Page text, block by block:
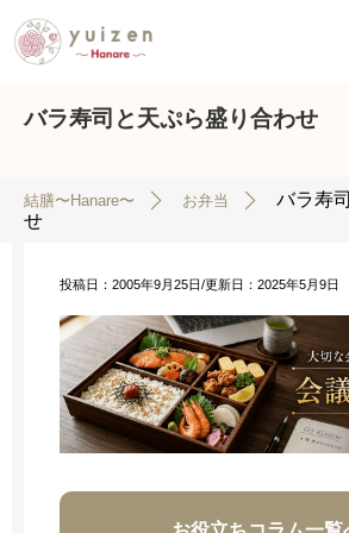
バラ寿司と天ぷら盛り合わせ
結膳〜Hanare〜 お弁当
バラ寿
せ
投稿日：2005年9月25日/更新日：2025年5月9日